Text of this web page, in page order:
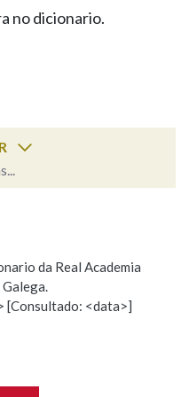
HOMENAXEADAS
DAS PALABRAS
no dicionario.
da Real Academia
[Consultado: <data>]